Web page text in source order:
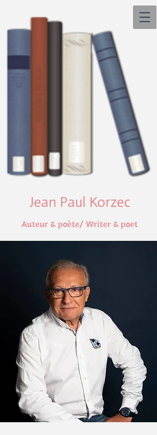
Jean Paul Korzec
Auteur & poète/ Writer & poet